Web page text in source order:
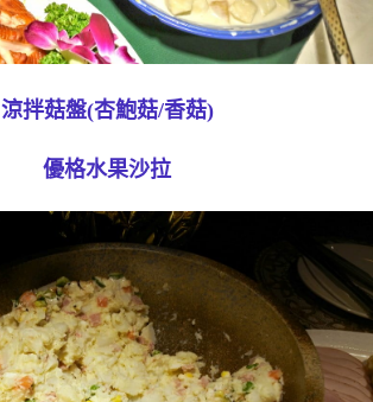
涼拌菇盤(杏鮑菇/香菇)
優格水果沙拉